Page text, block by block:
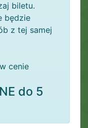
biletu.
będzie
z tej samej
cenie
do 5